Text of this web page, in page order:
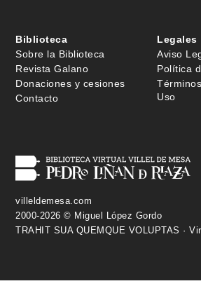
Biblioteca
Sobre la Biblioteca
Revista Galano
Donaciones y cesiones
Contacto
Legales
Aviso
Política
Uso
villeldemesa.com
2000-2026 © Miguel López Gordo
TRAHIT SUA QUEMQUE VOLUPTAS ·